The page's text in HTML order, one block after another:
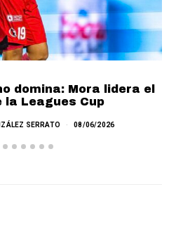
domina: Mora lidera el
la Leagues Cup
SERRATO 08/06/2026